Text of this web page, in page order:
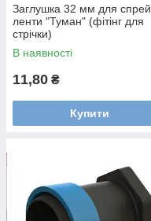
Заглушка 32 мм для спрей
ленти "Туман" (фітінг для
стрічки)
В наявності
11,80 ₴
Купити